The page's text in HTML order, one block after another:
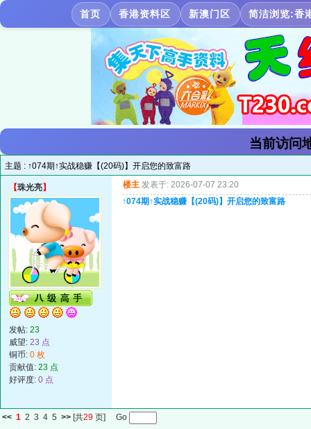
首页 香港资料区 新澳门区 简洁浏览:香
当前访问
主题 : ↑074期↑实战稳赚【(20码)】开启您的致富路
【珠光亮】
发帖: 23
威望: 23 点
铜币: 0 枚
贡献值: 23 点
好评度: 0 点
楼主 发表于: 2026-07-07 23:20
↑074期↑实战稳赚【(20码)】开启您的致富路
<< 1 2 3 4 5 >> [共29 页] Go